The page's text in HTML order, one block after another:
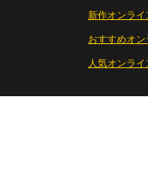
新作オンライ
おすすめオ
人気オンラ